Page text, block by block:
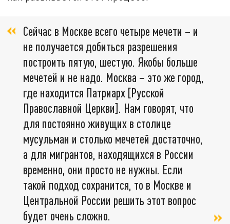
Сейчас в Москве всего четыре мечети – и
не получается добиться разрешения
построить пятую, шестую. Якобы больше
мечетей и не надо. Москва – это же город,
где находится Патриарх [Русской
Православной Церкви]. Нам говорят, что
для постоянно живущих в столице
мусульман и столько мечетей достаточно,
а для мигрантов, находящихся в России
временно, они просто не нужны. Если
такой подход сохранится, то в Москве и
Центральной России решить этот вопрос
будет очень сложно.